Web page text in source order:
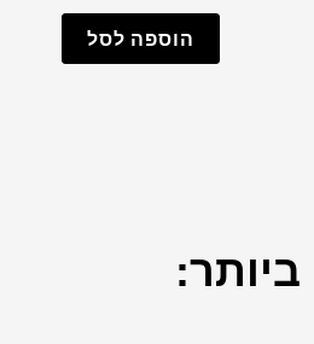
הוספה לסל
ביותר: